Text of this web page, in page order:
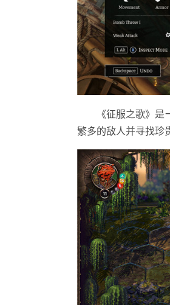
《征服之歌》是一
繁多的敌人并寻找珍